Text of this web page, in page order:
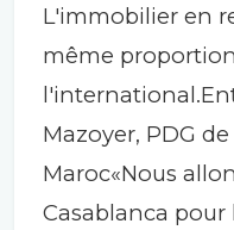
L'immobilier en
même
Mazoyer, PDG
Maroc«Nous
Casablanca pour